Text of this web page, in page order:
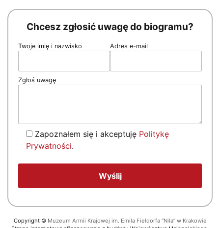
Chcesz zgłosić uwagę do biogramu?
Twoje imię i nazwisko Adres e-mail
Zgłoś uwagę
Zapoznałem się i akceptuję Politykę
Prywatności.
Copyright © Muzeum Armii Krajowej im. Emila Fieldorfa “Nila” w Krakowie